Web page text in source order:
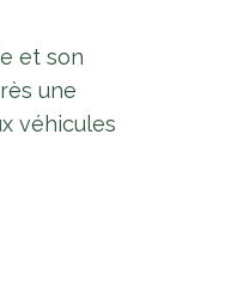
et son
une
véhicules